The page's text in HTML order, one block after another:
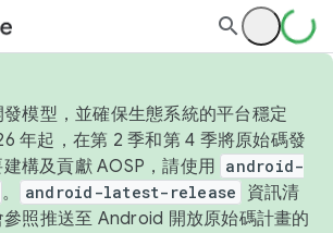
模型，並確保生態系統的平台穩定
年起，在第 2 季和第 4 季將原始碼發
構及貢獻 AOSP，請使用 android-
。 android-latest-release
資訊清
照推送至 Android 開放原始碼計畫的